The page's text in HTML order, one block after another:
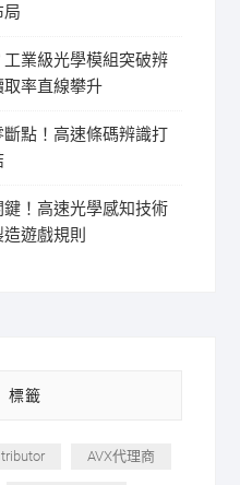
局
業級光學模組突破辨
率直線攀升
點！高速條碼辨識打
！高速光學感知技術
遊戲規則
標籤
AVX代理商